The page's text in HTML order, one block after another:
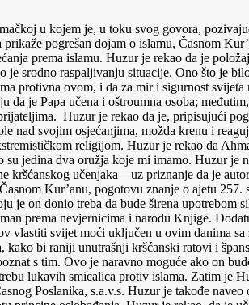
u kojem je, u toku svog govora,
pogrešan dojam o islamu, Časnom
prema islamu. Huzur je rekao da je
srodno raspaljivanju situacije. Ono što je
protivna ovom, i da za mir i sigurnost
je Papa učena i oštroumna osoba;
Huzur je rekao da je, pripisujući
nad svojim osjećanjima, možda krenu i
religijom. Huzur je rekao da
jedina dva oružja koje mi imamo. Huzur je
učenjaka – uz priznanje da je
Kur’anu, pogotovu znanje o ajetu 257.
je on donio treba da bude širena
prema nevjernicima i narodu Knjige.
vlastiti svijet moći uključen u ovim danima
bi raniji unutrašnji kršćanski ratovi i
s tim. Ovo je naravno moguće ako on
lukavih smicalica protiv islama. Zatim je
Poslanika, s.a.v.s. Huzur je takođe